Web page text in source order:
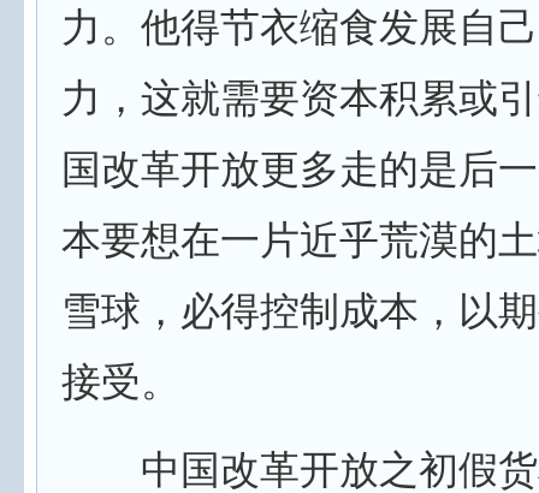
力。他得节衣缩食发展自
力，这就需要资本积累或
国改革开放更多走的是后
本要想在一片近乎荒漠的
雪球，必得控制成本，以
接受。
中国改革开放之初假货